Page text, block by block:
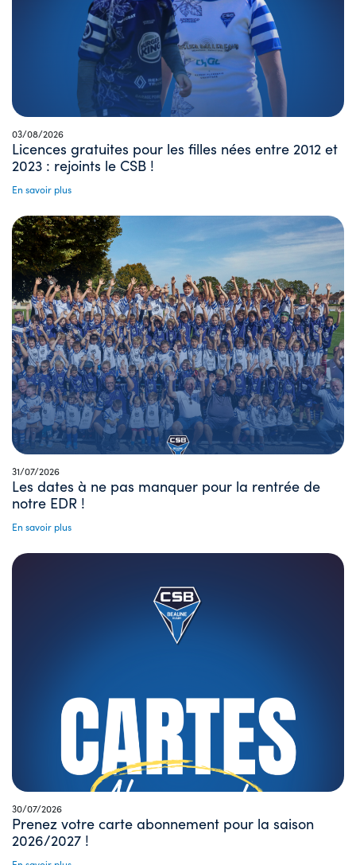
03/08/2026
Licences gratuites pour les filles nées entre 2012 et
2023 : rejoints le CSB !
En savoir plus
31/07/2026
Les dates à ne pas manquer pour la rentrée de
notre EDR !
En savoir plus
30/07/2026
Prenez votre carte abonnement pour la saison
2026/2027 !